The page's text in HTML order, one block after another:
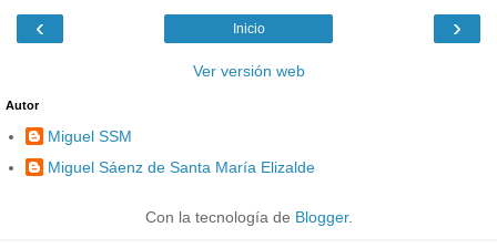
‹ ›
Inicio
Ver versión web
Autor
Miguel SSM
Miguel Sáenz de Santa María Elizalde
Con la tecnología de Blogger.